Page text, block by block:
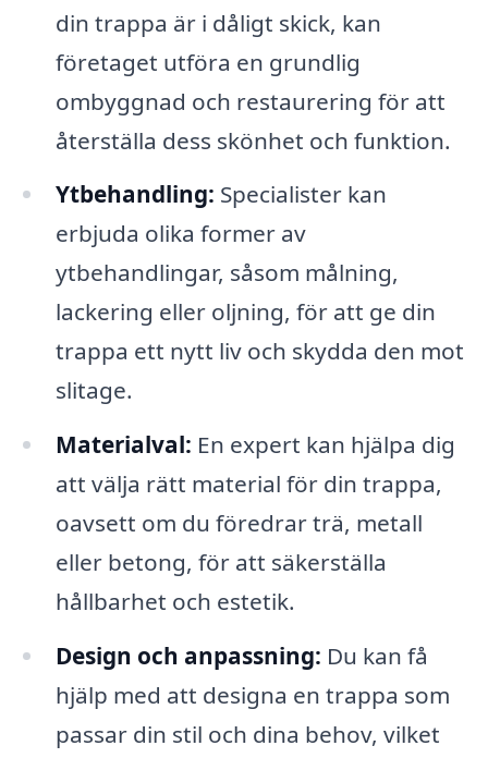
din trappa är i dåligt skick, kan
företaget utföra en grundlig
ombyggnad och restaurering för att
återställa dess skönhet och funktion.
Ytbehandling: Specialister kan
erbjuda olika former av
ytbehandlingar, såsom målning,
lackering eller oljning, för att ge din
trappa ett nytt liv och skydda den mot
slitage.
Materialval: En expert kan hjälpa dig
att välja rätt material för din trappa,
oavsett om du föredrar trä, metall
eller betong, för att säkerställa
hållbarhet och estetik.
Design och anpassning: Du kan få
hjälp med att designa en trappa som
passar din stil och dina behov, vilket